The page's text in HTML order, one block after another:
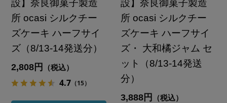
設】奈良御菓子製造
所 ocasi シルクチー
ズケーキ ハーフサイ
ズ（8/13-14発送分）
2,808円 （税込）
4.7 （15）
設】奈良御菓子製造
所 ocasi シルクチー
ズケーキ ハーフサイ
ズ・ 大和橘ジャム セ
ット（8/13-14発送
分）
3,888円 （税込）